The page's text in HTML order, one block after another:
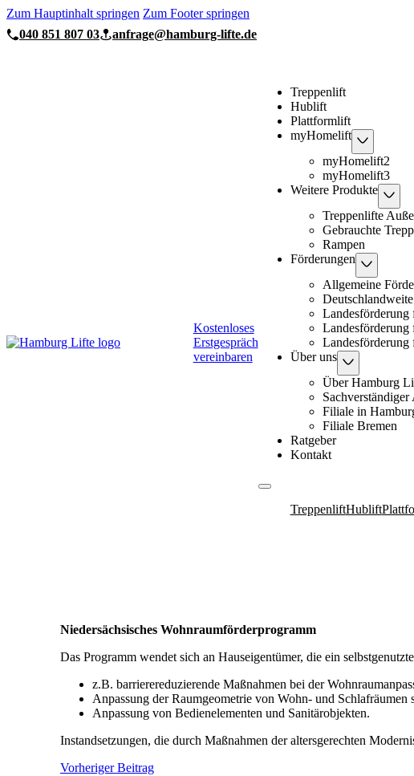
Zum Hauptinhalt springen Zum Footer springen
040 851 807 03
anfrage@hamburg-lifte.de
Kostenloses
Erstgespräch
vereinbaren
Treppenlift
Hublift
Plattformlift
myHomelift
myHomelift2
myHomelift3
Weitere Produkte
Treppenlifte
Gebrauchte
Rampen
Förderungen
Allgemeine
Landesförderung
Über uns
Über Hamburg
Filiale in
Filiale Bremen
Ratgeber
Kontakt
TreppenliftHublift
Niedersächsisches Wohnraumförderprogramm
Das Programm wendet sich an Hauseigentümer, die ein
z.B. barrierereduzierende Maßnahmen bei der
Anpassung der Raumgeometrie von Wohn- und
Anpassung von Bedienelementen und Sanitärobjekten.
Instandsetzungen, die durch Maßnahmen der altersgerechten
Vorheriger Beitrag